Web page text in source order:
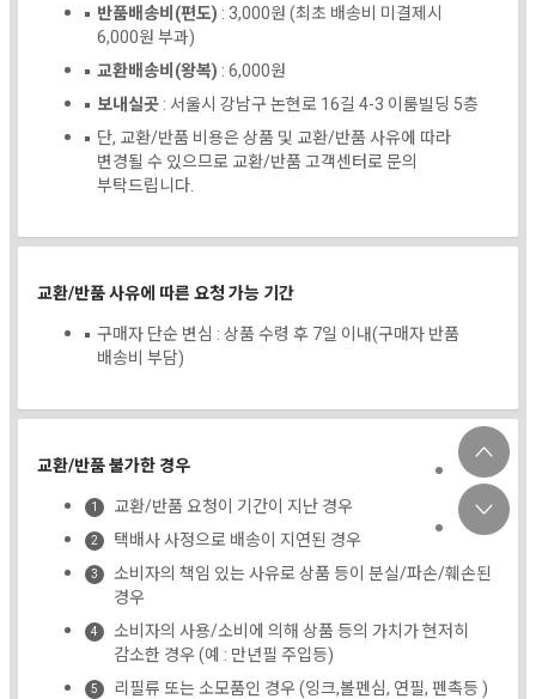
반품배송비(편도) : 3,000원 (최초 배송비 미결제시
6,000원 부과)
교환배송비(왕복) : 6,000원
보내실곳: 서울시 강남구 논현로 16길 4-3 이룸빌딩 5층
단, 교환/반품 비용은 상품 및 교환/반품 사유에 따라
변경될 수 있으므로 교환/반품 고객센터로 문의
부탁드립니다.
교환/반품 사유에 따른 요청 가능 기간
구매자 단순 변심 : 상품 수령 후 7일 이내(구매자 반품
배송비 부담)
교환/반품 불가한 경우
교환/반품 요청이 기간이 지난 경우
택배사 사정으로 배송이 지연된 경우
소비자의 책임 있는 사유로 상품 등이 분실/파손/훼손된
경우
소비자의 사용/소비에 의해 상품 등의 가치가 현저히
감소한 경우 (예 : 만년필 주입등)
리필류 또는 소모품인 경우 (잉크,볼펜심, 연필, 펜촉등 )